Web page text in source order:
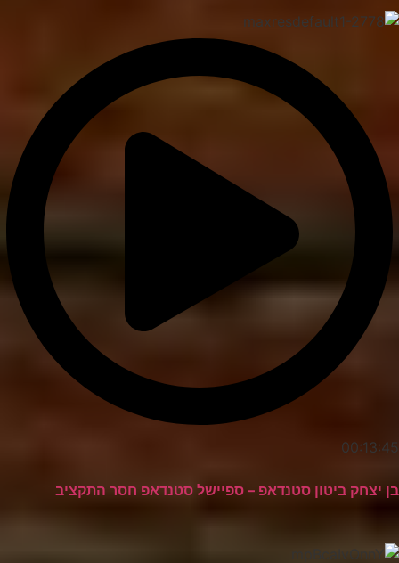
00:13:45
בן יצחק ביטון סטנדאפ – ספיישל סטנדאפ חסר התקציב